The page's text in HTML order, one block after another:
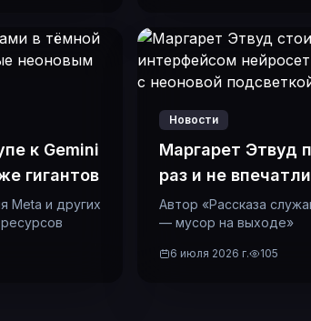
к Gemini
гигантов
Meta и других
Новости
Маргарет Этвуд
раз и не
Автор «Рассказа
— мусор на выходе»
6 июля 2026 г. 105